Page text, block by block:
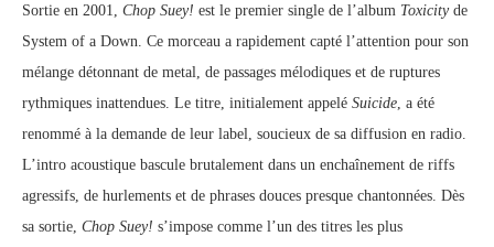
Sortie en 2001, Chop Suey! est le premier single de l’album Toxicityde
System of a Down. Ce morceau a rapidement capté l’attention pour son
mélange détonnant de metal, de passages mélodiques et de ruptures
rythmiques inattendues. Le titre, initialement appelé Suicide , a été
renommé à la demande de leur label, soucieux de sa diffusion en radio.
L’intro acoustique bascule brutalement dans un enchaînement de riffs
agressifs, de hurlements et de phrases douces presque chantonnées. Dès
sa sortie, Chop Suey! s’impose comme l’un des titres les plus